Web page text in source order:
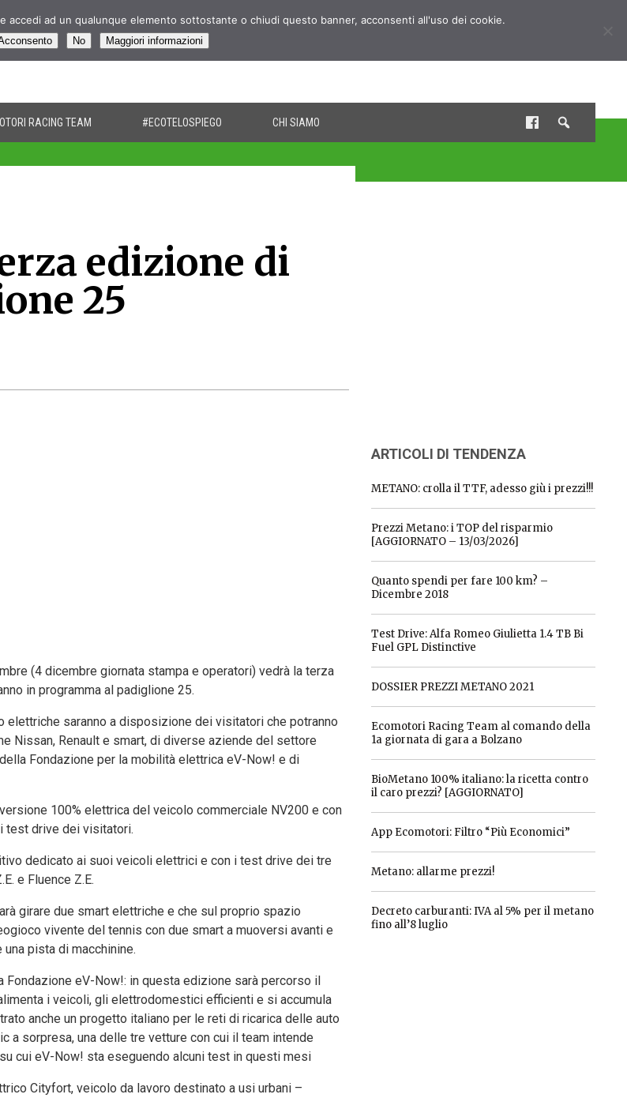
RACING TEAM #ECOTELOSPIEGO CHI SIAMO
edizione di
25
(4 dicembre giornata stampa e operatori) vedrà la terza
in programma al padiglione 25.
elettriche saranno a disposizione dei visitatori che potranno
Nissan, Renault e smart, di diverse aziende del settore
Fondazione per la mobilità elettrica eV-Now! e di
100% elettrica del veicolo commerciale NV200 e con
test drive dei visitatori.
dedicato ai suoi veicoli elettrici e con i test drive dei tre
e Fluence Z.E.
girare due smart elettriche e che sul proprio spazio
vivente del tennis con due smart a muoversi avanti e
pista di macchinine.
eV-Now!: in questa edizione sarà percorso il
i veicoli, gli elettrodomestici efficienti e si accumula
anche un progetto italiano per le reti di ricarica delle auto
a sorpresa, una delle tre vetture con cui il team intende
cui eV-Now! sta eseguendo alcuni test in questi mesi
Cityfort, veicolo da lavoro destinato a usi urbani –
ARTICOLI DI TENDENZA
METANO: crolla il TTF, adesso giù i prezzi!!!
Prezzi Metano: i TOP del risparmio
[AGGIORNATO – 13/03/2026]
Quanto spendi per fare 100 km? –
Dicembre 2018
Test Drive: Alfa Romeo Giulietta 1.4 TB Bi
Fuel GPL Distinctive
DOSSIER PREZZI METANO 2021
Ecomotori Racing Team al comando della
1a giornata di gara a Bolzano
BioMetano 100% italiano: la ricetta contro
il caro prezzi? [AGGIORNATO]
App Ecomotori: Filtro “Più Economici”
Metano: allarme prezzi!
Decreto carburanti: IVA al 5% per il metano
fino all’8 luglio
ad un qualunque elemento sottostante o chiudi questo banner, acconsenti all'uso dei cookie.
No Maggiori informazioni